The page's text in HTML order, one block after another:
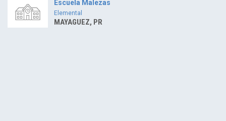
Escuela Malezas
Elemental
MAYAGUEZ, PR